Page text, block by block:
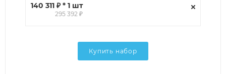
140 311 ₽ * 1 шт
295 392 ₽
Купить набор